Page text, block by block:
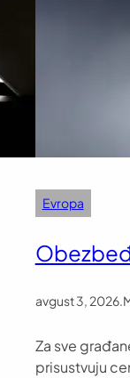
Evropa
avgust 3, 2026.
Za sve
prisustvuju